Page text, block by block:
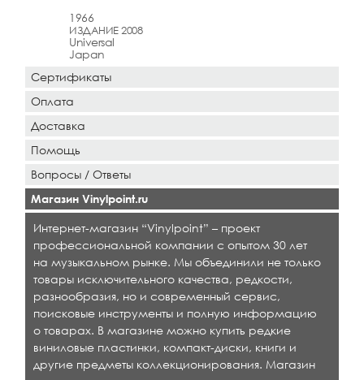
1966
ИЗДАНИЕ 2008
Universal
Japan
Сертификаты
Оплата
Доставка
Помощь
Вопросы / Ответы
Магазин Vinylpoint.ru
Интернет-магазин “Vinylpoint” – проект
профессиональной компании с опытом 30 лет
на музыкальном рынке. Мы объединили не только
товары исключительного качества, редкости,
разнообразия, но и современный сервис,
поисковые инструменты и полную информацию
о товарах. В магазине можно купить редкие
виниловые пластинки, компакт-диски, книги и
другие предметы коллекционирования. Магазин